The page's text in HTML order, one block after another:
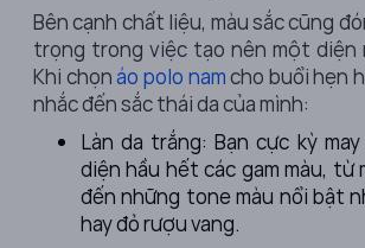
Bên cạnh chất liệu, màu sắc cũng
trọng trong việc tạo nên một diện
Khi chọnáo polo namcho buổi hẹn
nhắc đến sắc thái da của mình:
Làn da trắng: Bạn cực kỳ
diện hầu hết các gam màu, từ
đến những tone màu nổi bật
hay đỏ rượu vang.